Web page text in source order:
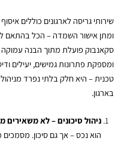
שירותי גריסה לארגונים כוללים
ומתן אישור השמדה – הכל בהתאם
סקאנבוק פועלת מתוך הבנה עמוקה
ומספקת פתרונות גמישים, יעילים
טכנית – היא חלק בלתי נפרד
בארגון.
ניהול סיכונים – לא משאירים
הוא נכס – אך גם סיכון.